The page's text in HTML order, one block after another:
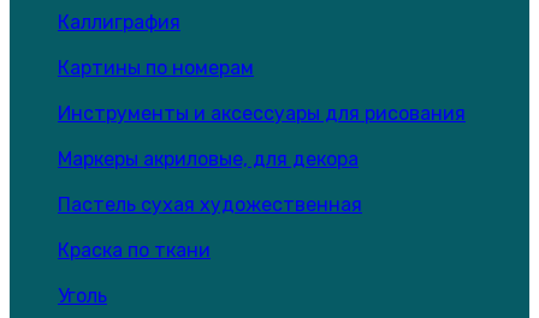
Каллиграфия
Картины по номерам
Инструменты и аксессуары для рисования
Маркеры акриловые, для декора
Пастель сухая художественная
Краска по ткани
Уголь